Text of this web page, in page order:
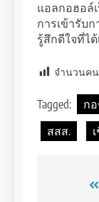
แอลกอฮอล์
การเข้ารับ
รู้สึกดีใจที่ไ
จำนวนค
Tagged: ก
สสส.